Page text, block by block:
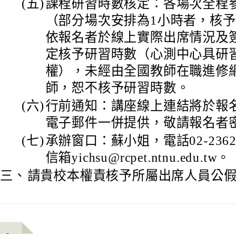
(五)課程研習時數核定：各場次全程
（部分場次安排為1小時者，核
依報名者於線上實際出席情況及
定核予研習時數（心測中心具研
權），未經由全國教師在職進修
師，恕不核予研習時數。
(六)行前通知：講座線上連結將於報
電子郵件一併提供，敬請報名者
(七) 承辦窗口：蘇小姐，電話02-
信箱yichsu@rcpet.ntnu.edu.tw。
三、 請貴校本權責核予所屬出席人員公